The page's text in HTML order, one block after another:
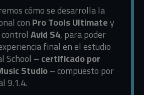
cómo se desarrolla la
conPro Tools Ultimatey
Avid S4, para poder
final en el estudio
School –certificado por
Studio– compuesto por
9.1.4.